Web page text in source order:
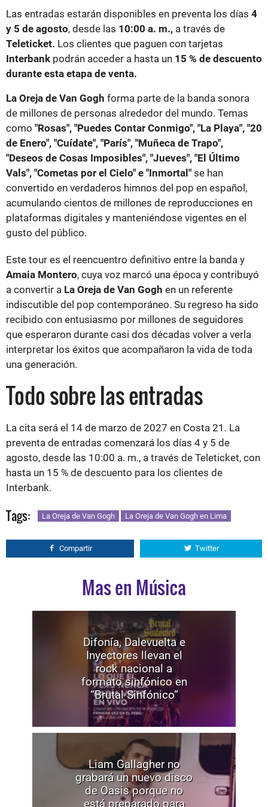
Las entradas estarán disponibles en preventa los días 4
y 5 de agosto, desde las 10:00 a. m., a través de
Teleticket. Los clientes que paguen con tarjetas
Interbank podrán acceder a hasta un 15 % de descuento
durante esta etapa de venta.
La Oreja de Van Gogh forma parte de la banda sonora
de millones de personas alrededor del mundo. Temas
como "Rosas", "Puedes Contar Conmigo", "La Playa", "20
de Enero", "Cuídate", "París", "Muñeca de Trapo",
"Deseos de Cosas Imposibles", "Jueves", "El Último
Vals", "Cometas por el Cielo" e "Inmortal" se han
convertido en verdaderos himnos del pop en español,
acumulando cientos de millones de reproducciones en
plataformas digitales y manteniéndose vigentes en el
gusto del público.
Este tour es el reencuentro definitivo entre la banda y
Amaia Montero, cuya voz marcó una época y contribuyó
a convertir a La Oreja de Van Gogh en un referente
indiscutible del pop contemporáneo. Su regreso ha sido
recibido con entusiasmo por millones de seguidores
que esperaron durante casi dos décadas volver a verla
interpretar los éxitos que acompañaron la vida de toda
una generación.
Todo sobre las entradas
La cita será el 14 de marzo de 2027 en Costa 21. La
preventa de entradas comenzará los días 4 y 5 de
agosto, desde las 10:00 a. m., a través de Teleticket, con
hasta un 15 % de descuento para los clientes de
Interbank.
Tags: La Oreja de Van Gogh La Oreja de Van Gogh en Lima
Compartir Twitter
Mas en Música
Difonía, Dalevuelta e
Inyectores llevan el
rock nacional a
formato sinfónico en
“Brutal Sinfónico”
Liam Gallagher no
grabará un nuevo disco
de Oasis porque no
está preparado para